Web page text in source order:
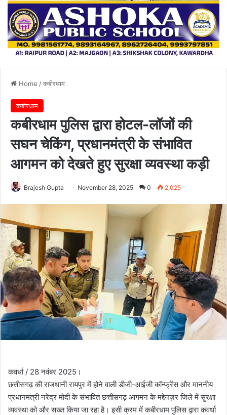
Home /कबीरधाम
कबीरधाम
कबीरधाम पुलिस द्वारा होटल-लॉजों की
सघन चेकिंग, प्रधानमंत्री के संभावित
आगमन को देखते हुए सुरक्षा व्यवस्था कड़ी
Brajesh Gupta November 28, 2025 0 2,025
कवर्धा / 28 नवंबर 2025।
छत्तीसगढ़ की राजधानी रायपुर में होने वाली डीजी-आईजी कॉन्फ्रेंस और माननीय
प्रधानमंत्री नरेंद्र मोदी के संभावित छत्तीसगढ़ आगमन के मद्देनज़र जिले में सुरक्षा
व्यवस्था को और सख्त किया जा रहा है। इसी क्रम में कबीरधाम पुलिस द्वारा कवर्धा